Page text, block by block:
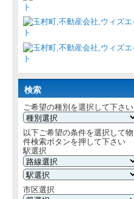
検索
ご希望の種別を選択して下さい
以下ご希望の条件を選択して物
件検索ボタンを押して下さい
駅選択
市区選択